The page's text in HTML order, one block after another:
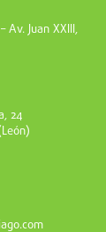
Av. Juan XXIII,
24